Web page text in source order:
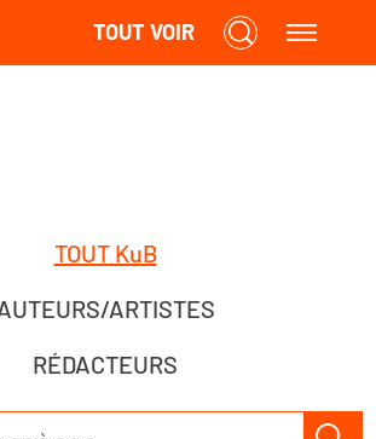
TOUT VOIR
TOUT KuB
ARTISTES
RÉDACTEURS